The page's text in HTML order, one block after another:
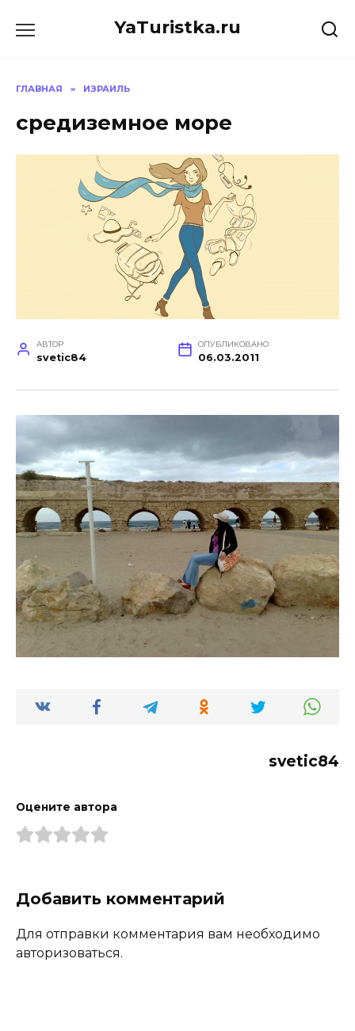
YaTuristka.ru
ГЛАВНАЯ » ИЗРАИЛЬ
средиземное море
АВТОР
svetic84
ОПУБЛИКОВАНО
06.03.2011
svetic84
Оцените автора
Добавить комментарий
Для отправки комментария вам необходимо
авторизоваться.